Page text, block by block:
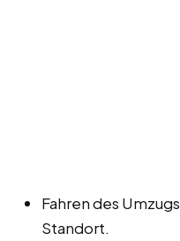
Fahren des
Standort.